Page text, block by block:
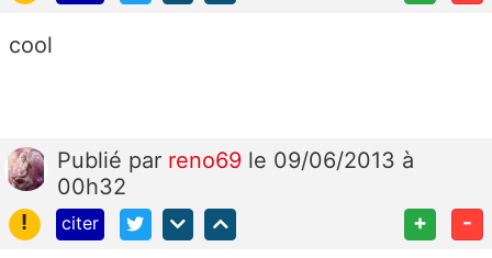
cool
Publié par reno69 le 09/06/2013 à
00h32
!
citer + -